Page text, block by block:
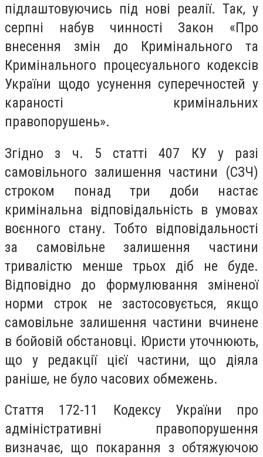
підлаштовуючись під нові реалії. Так, у
серпні набув чинності Закон «Про
внесення змін до Кримінального та
Кримінального процесуального кодексів
України щодо усунення суперечностей у
караності кримінальних
правопорушень».
Згідно з ч. 5 статті 407 КУ у разі
самовільного залишення частини (СЗЧ)
строком понад три доби настає
кримінальна відповідальність в умовах
воєнного стану. Тобто відповідальності
за самовільне залишення частини
тривалістю менше трьох діб не буде.
Відповідно до формулювання зміненої
норми строк не застосовується, якщо
самовільне залишення частини вчинене
в бойовій обстановці. Юристи уточнюють,
що у редакції цієї частини, що діяла
раніше, не було часових обмежень.
Стаття 172-11 Кодексу України про
адміністративні правопорушення
визначає, що покарання з обтяжуючою